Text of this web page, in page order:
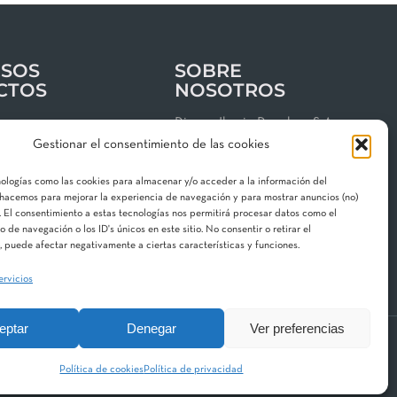
Gestionar el consentimiento de las cookies
como las cookies para almacenar y/o acceder a la información del
para mejorar la experiencia de navegación y para mostrar anuncios (no)
El consentimiento a estas tecnologías nos permitirá procesar datos como el
de navegación o los ID's únicos en este sitio. No consentir o retirar el
puede afectar negativamente a ciertas características y funciones.
Denegar Ver preferencias
Política de cookies Política de privacidad
privacidad
cookies
SOBRE
NOSOTROS
Riegos Iberia Regaber, S.A.
Grupo MAT Holding
08150 Parets del Vallès
Contacta con nosotros
Aquestia STF